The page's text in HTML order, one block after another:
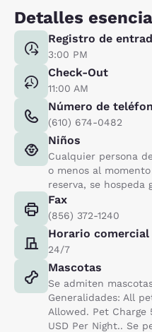
Detalles
Registro de
3:00 PM
Check-Out
11:00 AM
Número de
(610) 674-0482
Niños
Cualquier persona
o menos al
reserva, se hospeda
Fax
(856) 372-1240
Horario comercial
24/7
Mascotas
Se admiten
Generalidades: All
Allowed. Pet Charge
USD Per Night.. Se